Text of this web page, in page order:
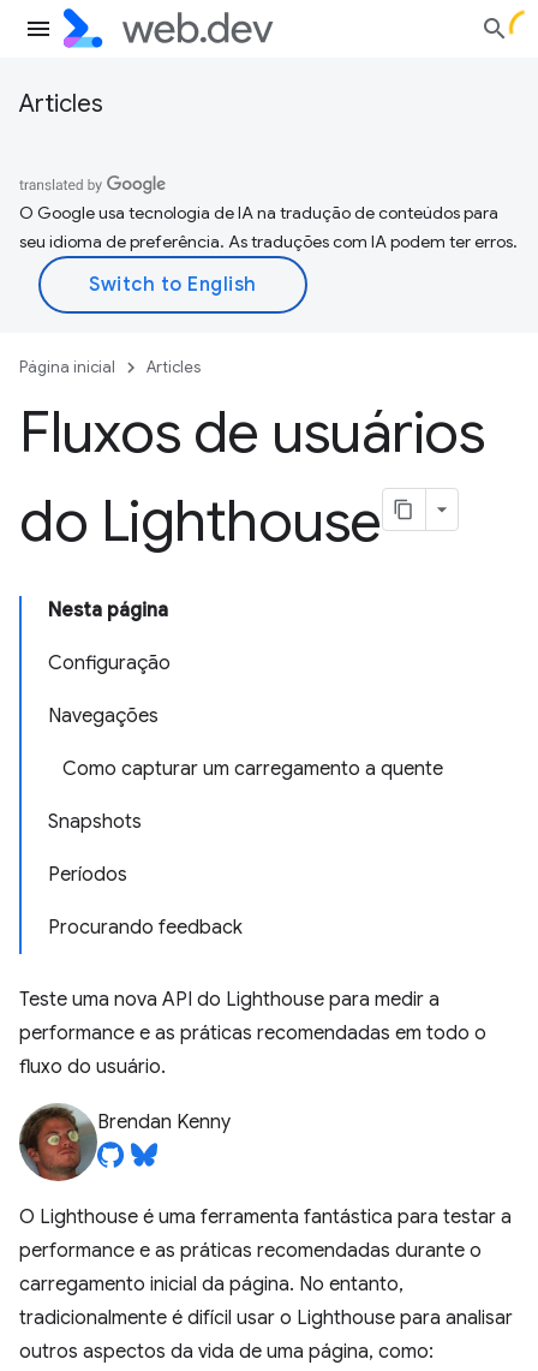
Articles
O Google usa tecnologia de IA na tradução de conteúdos para
seu idioma de preferência. As traduções com IA podem ter erros.
Página inicial Articles
Fluxos de usuários
do Lighthouse
Nesta página
Configuração
Navegações
Como capturar um carregamento a quente
Snapshots
Períodos
Procurando feedback
Teste uma nova API do Lighthouse para medir a
performance e as práticas recomendadas em todo o
fluxo do usuário.
Brendan Kenny
O Lighthouse é uma ferramenta fantástica para testar a
performance e as práticas recomendadas durante o
carregamento inicial da página. No entanto,
tradicionalmente é difícil usar o Lighthouse para analisar
outros aspectos da vida de uma página, como: